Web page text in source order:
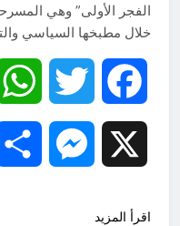
الفجر الأولى” وهي
خلال مطبخها السياسي
Facebook
Twitter
اقرأ المزيد